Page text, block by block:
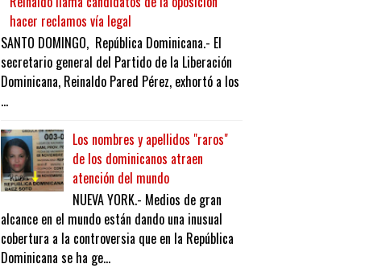
hacer reclamos vía legal
SANTO DOMINGO, República Dominicana.- El
secretario general del Partido de la Liberación
Dominicana, Reinaldo Pared Pérez, exhortó a los
...
Los nombres y apellidos "raros"
de los dominicanos atraen
atención del mundo
NUEVA YORK.- Medios de gran
alcance en el mundo están dando una inusual
cobertura a la controversia que en la República
Dominicana se ha ge...